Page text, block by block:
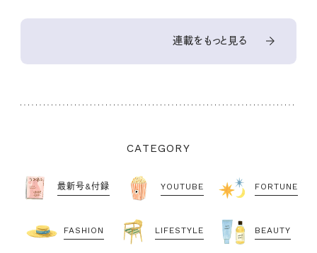
連載をもっと見る
CATEGORY
最新号&付録 YOUTUBE FORTUNE
FASHION LIFESTYLE BEAUTY